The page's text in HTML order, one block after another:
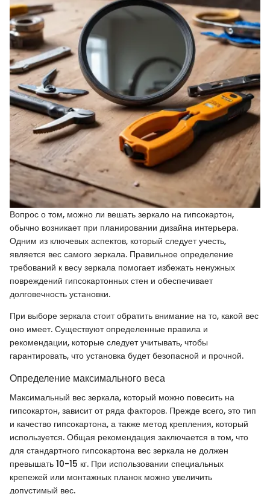
Вопрос о том, можно ли вешать зеркало на гипсокартон,
обычно возникает при планировании дизайна интерьера.
Одним из ключевых аспектов, который следует учесть,
является вес самого зеркала. Правильное определение
требований к весу зеркала помогает избежать ненужных
повреждений гипсокартонных стен и обеспечивает
долговечность установки.
При выборе зеркала стоит обратить внимание на то, какой вес
оно имеет. Существуют определенные правила и
рекомендации, которые следует учитывать, чтобы
гарантировать, что установка будет безопасной и прочной.
Определение максимального веса
Максимальный вес зеркала, который можно повесить на
гипсокартон, зависит от ряда факторов. Прежде всего, это тип
и качество гипсокартона, а также метод крепления, который
используется. Общая рекомендация заключается в том, что
для стандартного гипсокартона вес зеркала не должен
превышать 10-15 кг. При использовании специальных
крепежей или монтажных планок можно увеличить
допустимый вес.